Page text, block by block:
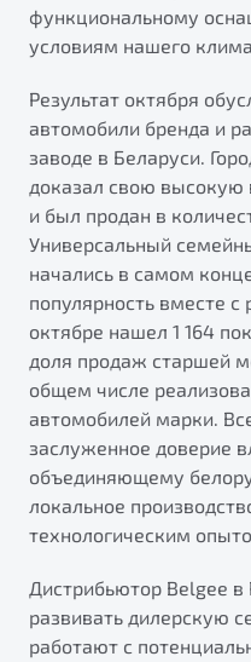
Элегантный и
от 1 699 990 ₽*
Обзор В наличии
X70
Узнайте о специальных
Подробно
Автомобили в
Автокредит
Спецпредложения
Гарантия Belgee
Belgee Линк
Belgee Клуб
Belgee Плюс
Реферальная программа
Клиентская поддержка
Помощь на дорогах
Будьте еще более
"Помощь на дорогах"
функциональному
условиям нашего
Результат октября
автомобили бренда и
заводе в Беларуси.
доказал свою высокую
и был продан в
Универсальный
начались в самом
популярность вместе с
октябре нашел 1 164
доля продаж старшей
общем числе
автомобилей марки.
заслуженное доверие
объединяющему
локальное
технологическим
Дистрибьютор Belgee
развивать дилерскую
работают с